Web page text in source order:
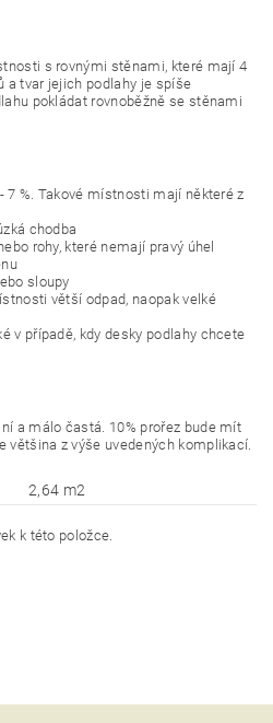
s rovnými stěnami, které mají 4
a tvar jejich podlahy je spíše
pokládat rovnoběžně se stěnami
%. Takové místnosti mají některé z
chodba
rohy, které nemají pravý úhel
sloupy
větší odpad, naopak velké
v případě, kdy desky podlahy chcete
a málo častá. 10% prořez bude mít
většina z výše uvedených komplikací.
2,64 m2
k této položce.